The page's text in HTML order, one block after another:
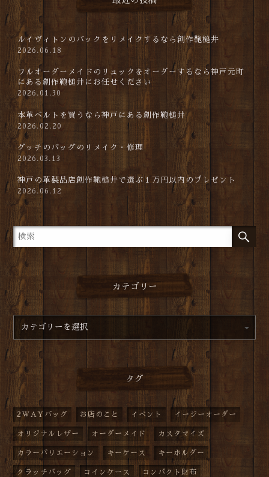
ルイヴィトンのバックをリメイクするなら創作鞄槌井
2026.06.18
フルオーダーメイドのリュックをオーダーするなら神戸元町
にある創作鞄槌井にお任せください
2026.01.30
本革ベルトを買うなら神戸にある創作鞄槌井
2026.02.20
グッチのバッグのリメイク・修理
2026.03.13
神戸の革製品店創作鞄槌井で選ぶ１万円以内のプレゼント
2026.06.12
カテゴリー
タグ
2WAYバッグ お店のこと イベント イージーオーダー
オリジナルレザー オーダーメイド カスタマイズ
カラーバリエーション キーケース キーホルダー
クラッチバッグ コインケース コンパクト財布